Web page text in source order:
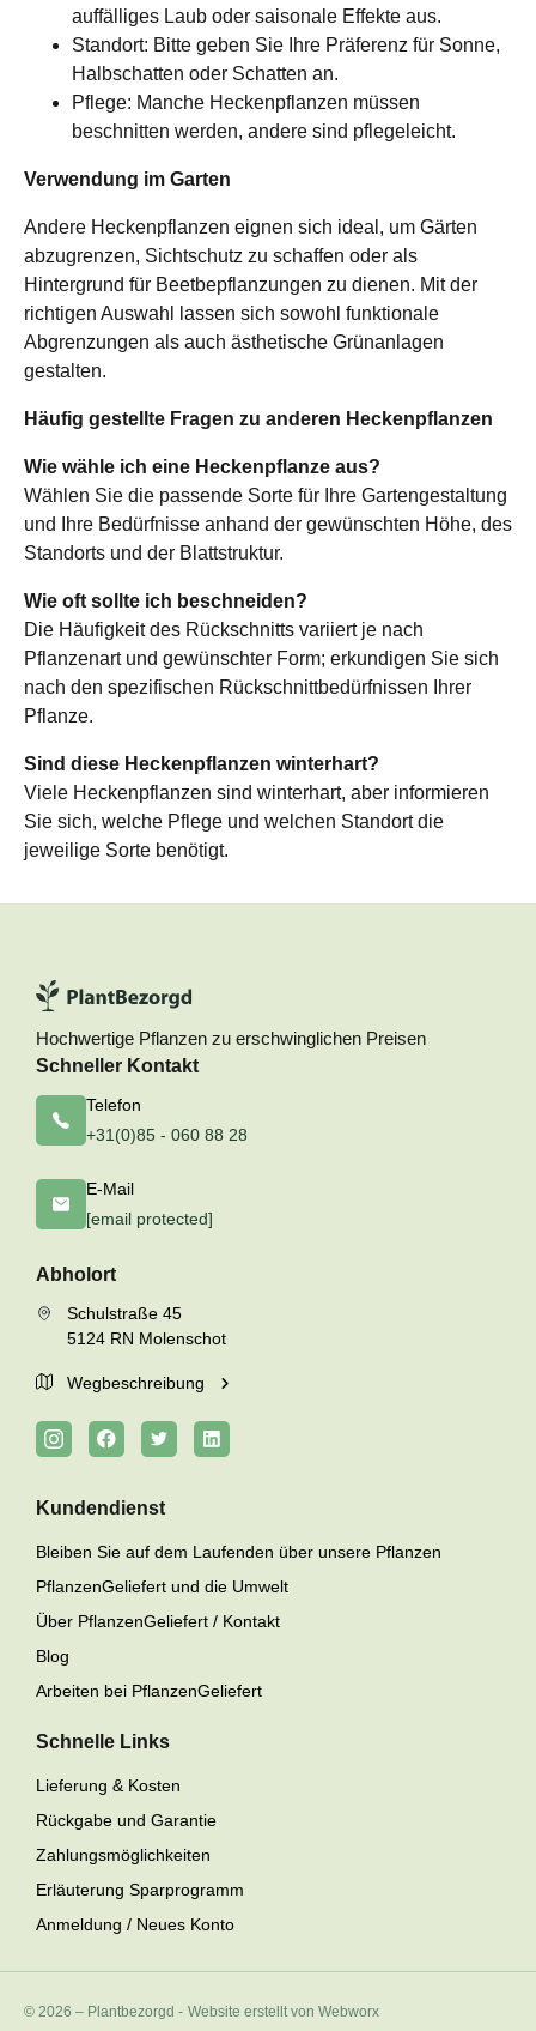
auffälliges Laub oder saisonale Effekte aus.
Standort: Bitte geben Sie Ihre Präferenz für Sonne,
Halbschatten oder Schatten an.
Pflege: Manche Heckenpflanzen müssen
beschnitten werden, andere sind pflegeleicht.
Verwendung im Garten
Andere Heckenpflanzen eignen sich ideal, um Gärten
abzugrenzen, Sichtschutz zu schaffen oder als
Hintergrund für Beetbepflanzungen zu dienen. Mit der
richtigen Auswahl lassen sich sowohl funktionale
Abgrenzungen als auch ästhetische Grünanlagen
gestalten.
Häufig gestellte Fragen zu anderen Heckenpflanzen
Wie wähle ich eine Heckenpflanze aus?
Wählen Sie die passende Sorte für Ihre Gartengestaltung
und Ihre Bedürfnisse anhand der gewünschten Höhe, des
Standorts und der Blattstruktur.
Wie oft sollte ich beschneiden?
Die Häufigkeit des Rückschnitts variiert je nach
Pflanzenart und gewünschter Form; erkundigen Sie sich
nach den spezifischen Rückschnittbedürfnissen Ihrer
Pflanze.
Sind diese Heckenpflanzen winterhart?
Viele Heckenpflanzen sind winterhart, aber informieren
Sie sich, welche Pflege und welchen Standort die
jeweilige Sorte benötigt.
Hochwertige Pflanzen zu erschwinglichen Preisen
Schneller Kontakt
Telefon
+31(0)85 - 060 88 28
E-Mail
[email protected]
Abholort
Schulstraße 45
5124 RN Molenschot
Wegbeschreibung
Kundendienst
Bleiben Sie auf dem Laufenden über unsere Pflanzen
PflanzenGeliefert und die Umwelt
Über PflanzenGeliefert / Kontakt
Blog
Arbeiten bei PflanzenGeliefert
Schnelle Links
Lieferung & Kosten
Rückgabe und Garantie
Zahlungsmöglichkeiten
Erläuterung Sparprogramm
Anmeldung / Neues Konto
© 2026 – Plantbezorgd - Website erstellt von Webworx